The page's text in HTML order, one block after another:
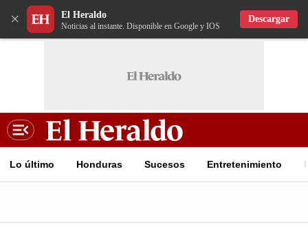
× El Heraldo
Noticias al instante. Disponible en Google y IOS
Descargar
Lo último Honduras Sucesos Entretenimiento